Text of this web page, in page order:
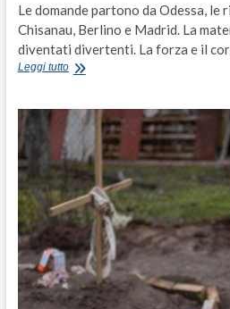
Le domande partono da Odessa, le
Chisanau, Berlino e Madrid. La
diventati divertenti. La forza e il
Leggi tuttoQuelle
Odessa
che
sfidano
le
bombe
usando
la
Dad